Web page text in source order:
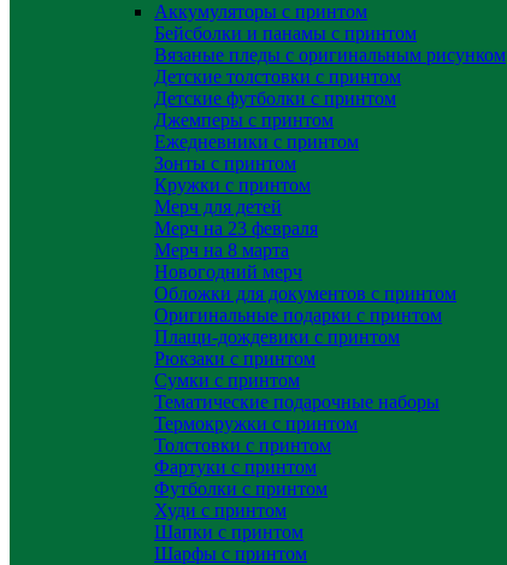
Аккумуляторы с принтом
Бейсболки и панамы с принтом
Вязаные пледы с оригинальным рисунком
Детские толстовки с принтом
Детские футболки с принтом
Джемперы с принтом
Ежедневники с принтом
Зонты с принтом
Кружки с принтом
Мерч для детей
Мерч на 23 февраля
Мерч на 8 марта
Новогодний мерч
Обложки для документов с принтом
Оригинальные подарки с принтом
Плащи-дождевики с принтом
Рюкзаки с принтом
Сумки с принтом
Тематические подарочные наборы
Термокружки с принтом
Толстовки с принтом
Фартуки с принтом
Футболки с принтом
Худи с принтом
Шапки с принтом
Шарфы с принтом